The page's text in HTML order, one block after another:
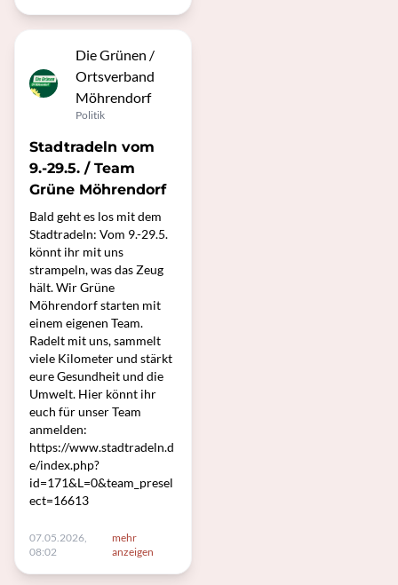
Die Grünen /
Ortsverband
Möhrendorf
Politik
Stadtradeln vom
9.-29.5. / Team
Grüne Möhrendorf
Bald geht es los mit dem
Stadtradeln: Vom 9.-29.5.
könnt ihr mit uns
strampeln, was das Zeug
hält. Wir Grüne
Möhrendorf starten mit
einem eigenen Team.
Radelt mit uns, sammelt
viele Kilometer und stärkt
eure Gesundheit und die
Umwelt. Hier könnt ihr
euch für unser Team
anmelden:
https://www.stadtradeln.d
e/index.php?
id=171&L=0&team_presel
ect=16613
07.05.2026,
08:02
mehr
anzeigen